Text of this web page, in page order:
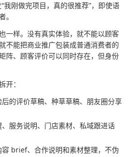
我刚做完项目，真的很推荐”，即使语
。
一样。没有真实体验，就不能以顾客
不能把商业推广包装成普通消费者的
阵、顾客评价可以同时存在，但身份
开：
的评价草稿、种草草稿、朋友圈分享
服务说明、门店素材、私域跟进话
brief、合作说明和素材整理，不伪